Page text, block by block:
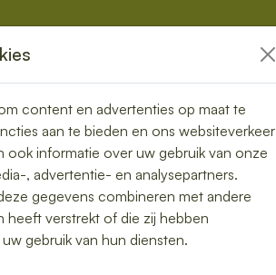
in
content en advertenties op maat te
aan te bieden en ons websiteverkeer
ook informatie over uw gebruik van onze
, advertentie- en analysepartners.
gegevens combineren met andere
heeft verstrekt of die zij hebben
gebruik van hun diensten.